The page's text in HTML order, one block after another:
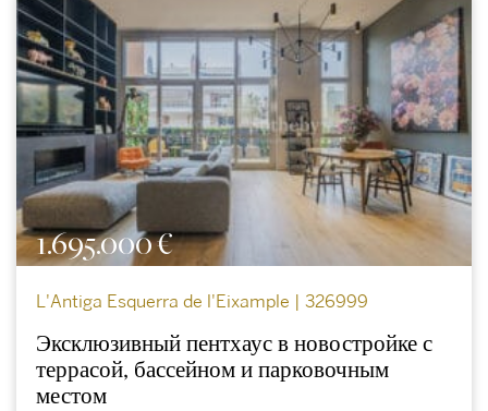
1.695.000 €
L'Antiga Esquerra de l'Eixample | 326999
Эксклюзивный пентхаус в новостройке с
террасой, бассейном и парковочным
местом